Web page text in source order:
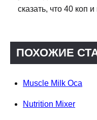
сказать, что 40 коп
ПОХОЖИЕ
Muscle Milk Оса
Nutrition Mixer